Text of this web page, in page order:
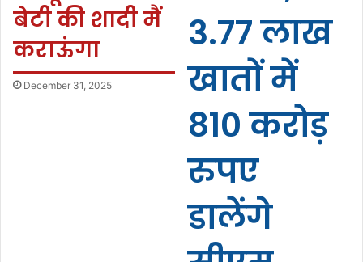
बेटी की शादी मैं
कराऊंगा
December 31, 2025
3.77 लाख
खातों में
810 करोड़
रुपए
डालेंगे